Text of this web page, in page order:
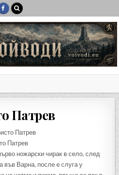
Патрев
Патрев
ножарски чирак в село, след
във Варна, после е слуга у